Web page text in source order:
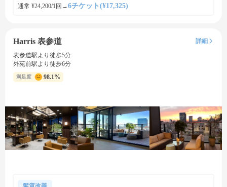
通常 ¥24,200/1回 →6チケット(¥17,325)
Harris 表参道
詳細
表参道駅より徒歩5分
外苑前駅より徒歩6分
満足度 98.1%